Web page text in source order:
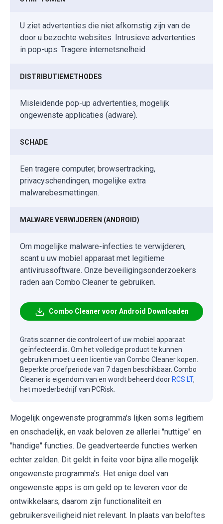
U ziet advertenties die niet afkomstig zijn van de
door u bezochte websites. Intrusieve advertenties
in pop-ups. Tragere internetsnelheid.
DISTRIBUTIEMETHODES
Misleidende pop-up advertenties, mogelijk
ongewenste applicaties (adware).
SCHADE
Een tragere computer, browsertracking,
privacyschendingen, mogelijke extra
malwarebesmettingen.
MALWARE VERWIJDEREN (ANDROID)
Om mogelijke malware-infecties te verwijderen,
scant u uw mobiel apparaat met legitieme
antivirussoftware. Onze beveiligingsonderzoekers
raden aan Combo Cleaner te gebruiken.
Combo Cleaner voor Android Downloaden
Gratis scanner die controleert of uw mobiel apparaat
geïnfecteerd is. Om het volledige product te kunnen
gebruiken moet u een licentie van Combo Cleaner kopen.
Beperkte proefperiode van 7 dagen beschikbaar. Combo
Cleaner is eigendom van en wordt beheerd door RCS LT,
het moederbedrijf van PCRisk.
Mogelijk ongewenste programma's lijken soms legitiem
en onschadelijk, en vaak beloven ze allerlei "nuttige" en
"handige" functies. De geadverteerde functies werken
echter zelden. Dit geldt in feite voor bijna alle mogelijk
ongewenste programma's. Het enige doel van
ongewenste apps is om geld op te leveren voor de
ontwikkelaars; daarom zijn functionaliteit en
gebruikersveiligheid niet relevant. In plaats van beloftes